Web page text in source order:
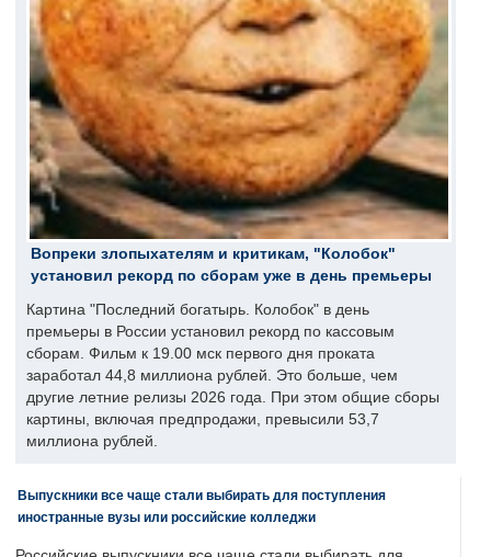
Вопреки злопыхателям и критикам, "Колобок"
установил рекорд по сборам уже в день премьеры
Картина "Последний богатырь. Колобок" в день
премьеры в России установил рекорд по кассовым
сборам. Фильм к 19.00 мск первого дня проката
заработал 44,8 миллиона рублей. Это больше, чем
другие летние релизы 2026 года. При этом общие сборы
картины, включая предпродажи, превысили 53,7
миллиона рублей.
Выпускники все чаще стали выбирать для поступления
иностранные вузы или российские колледжи